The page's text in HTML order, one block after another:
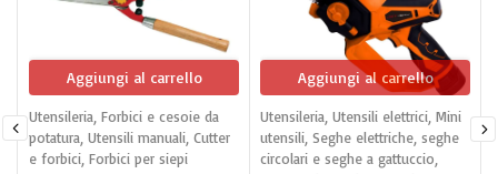
Aggiungi al carrello
Utensileria, Forbici e cesoie da
potatura, Utensili manuali, Cutter
e forbici, Forbici per siepi
Aggiungi al carrello
Utensileria, Utensili elettrici, Mini
utensili, Seghe elettriche, seghe
circolari e seghe a gattuccio,